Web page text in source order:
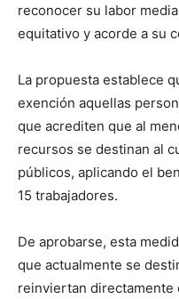
reconocer su labor
equitativo y acorde a su
La propuesta establece
exención aquellas
que acrediten que al
recursos se destinan al
públicos, aplicando el
15 trabajadores.
De aprobarse, esta
que actualmente se
reinviertan directamente